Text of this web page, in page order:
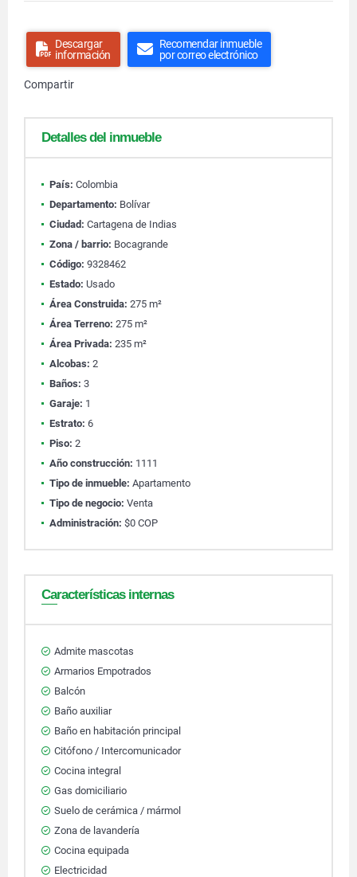
Descargar
información
Recomendar inmueble
por correo electrónico
Compartir
Detalles del inmueble
País: Colombia
Departamento: Bolívar
Ciudad: Cartagena de Indias
Zona / barrio: Bocagrande
Código: 9328462
Estado: Usado
Área Construida: 275 m²
Área Terreno: 275 m²
Área Privada: 235 m²
Alcobas: 2
Baños: 3
Garaje: 1
Estrato: 6
Piso: 2
Año construcción: 1111
Tipo de inmueble: Apartamento
Tipo de negocio: Venta
Administración: $0 COP
Características internas
Admite mascotas
Armarios Empotrados
Balcón
Baño auxiliar
Baño en habitación principal
Citófono / Intercomunicador
Cocina integral
Gas domiciliario
Suelo de cerámica / mármol
Zona de lavandería
Cocina equipada
Electricidad